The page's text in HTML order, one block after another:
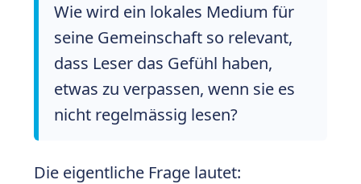
Wie wird ein lokales Medium für
seine Gemeinschaft so relevant,
dass Leser das Gefühl haben,
etwas zu verpassen, wenn sie es
nicht regelmässig lesen?
Die eigentliche Frage lautet: